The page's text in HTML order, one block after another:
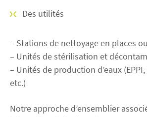
Des utilités
– Stations de nettoyage en places
– Unités de stérilisation et
– Unités de production d’eaux
etc.)
Notre approche d’ensemblier